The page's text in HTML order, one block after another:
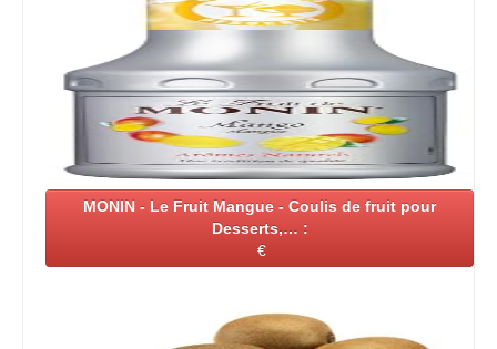
MONIN - Le Fruit Mangue - Coulis de fruit pour
Desserts,… :
€